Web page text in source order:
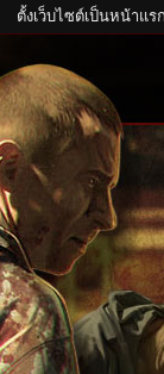
ตั้งเว็บไซต์เป็นหน้าแรก